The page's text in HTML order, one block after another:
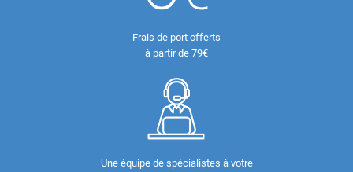
Frais de port offerts
à partir de 79€
Une équipe de spécialistes à votre